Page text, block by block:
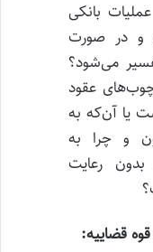
عملیات بانکی
و در صورت
می‌شود؟
عقود
یا آن‌که به
و چرا به
رعایت
قضاییه: